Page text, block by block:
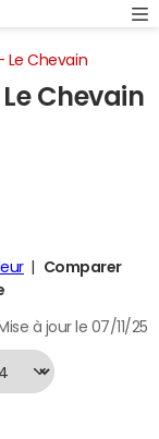
Le Chevain
Chevain
Comparer
Mise à jour le 07/11/25